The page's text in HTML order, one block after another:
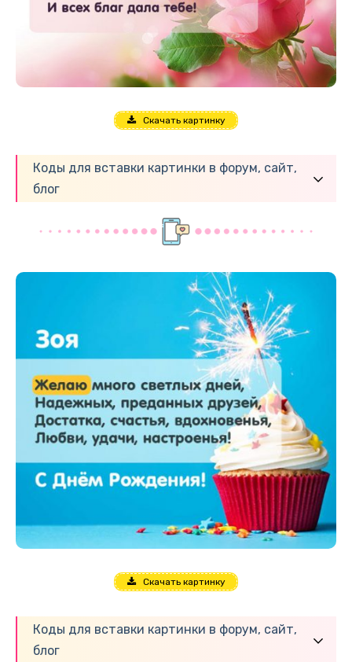
Скачать картинку
Коды для вставки картинки в форум, сайт,
блог
Скачать картинку
Коды для вставки картинки в форум, сайт,
блог